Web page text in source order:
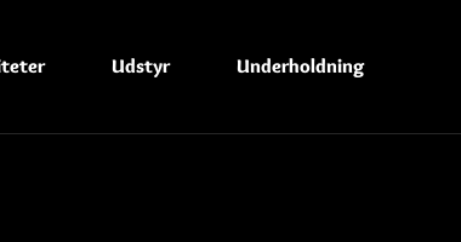
Udstyr Underholdning